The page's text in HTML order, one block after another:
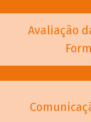
Avaliação